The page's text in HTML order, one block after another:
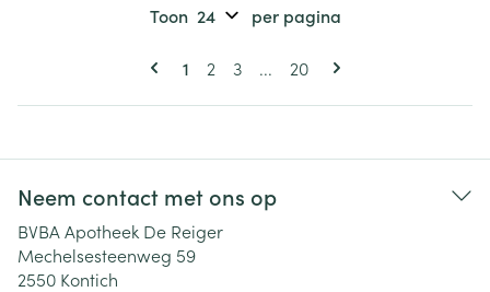
Pagina's
U lees momenteel pagina
1 Pagina
2 Pagina
3 ... Pagina
20
Toon per pagina
Neem contact met ons op
BVBA Apotheek De Reiger
Mechelsesteenweg 59
2550 Kontich